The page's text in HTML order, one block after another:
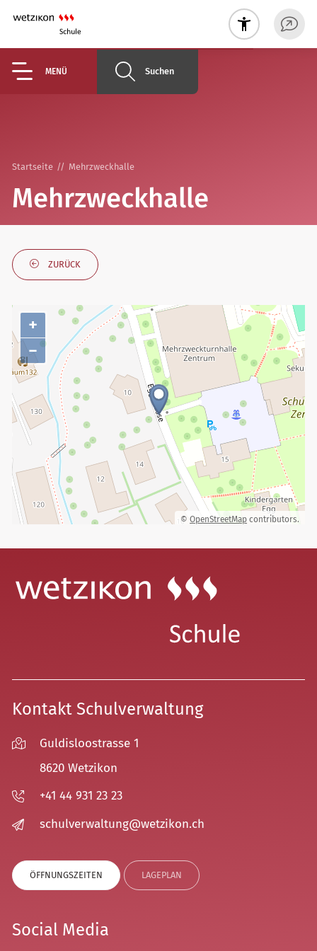
MENÜ Suchen
Startseite Mehrzweckhalle
Mehrzweckhalle
ZURÜCK
+
−
©OpenStreetMap contributors.
Kontakt Schulverwaltung
Guldisloostrasse 1
8620 Wetzikon
+41 44 931 23 23
sch lv rw lt ng w tz k n ch
ÖFFNUNGSZEITEN LAGEPLAN
Social Media